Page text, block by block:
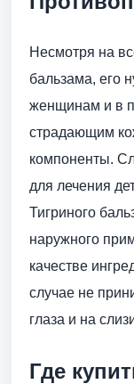
Несмотря на
бальзама, его
женщинам и в
страдающим
компоненты.
для лечения
Тигриного
наружного
качестве
случае не
глаза и на
Где